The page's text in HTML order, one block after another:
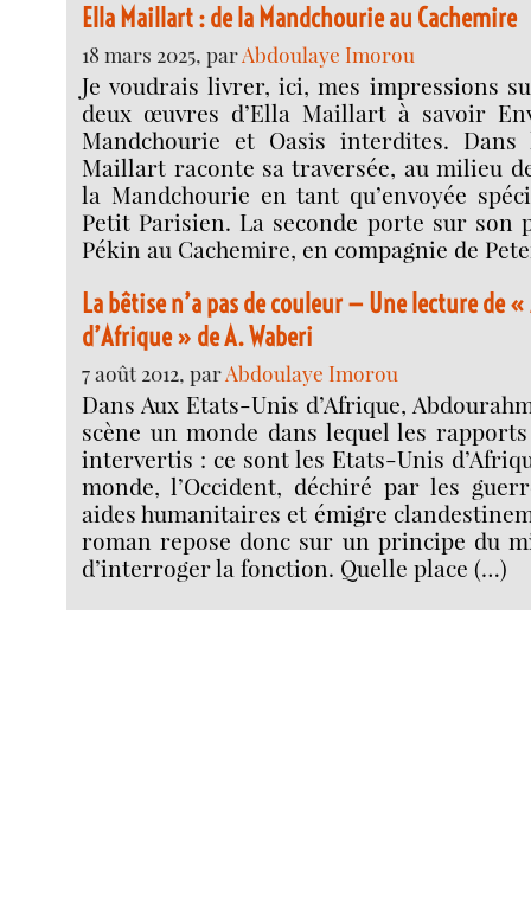
Ella Maillart : de la Mandchourie au Cachemire
18 mars 2025, parAbdoulaye Imorou
Je voudrais livrer, ici, mes impressions
deux œuvres d’Ella Maillart à savoir
Mandchourie et Oasis interdites.
Maillart raconte sa traversée, au milieu
la Mandchourie en tant qu’envoyée
Petit Parisien. La seconde porte sur son
Pékin au Cachemire, en compagnie de
La bêtise n’a pas de couleur — Une lecture de
d’Afrique » de A. Waberi
7 août 2012, parAbdoulaye Imorou
Dans Aux Etats-Unis d’Afrique,
scène un monde dans lequel les
intervertis : ce sont les Etats-Unis
monde, l’Occident, déchiré par les
aides humanitaires et émigre
roman repose donc sur un principe du
d’interroger la fonction. Quelle place (…)